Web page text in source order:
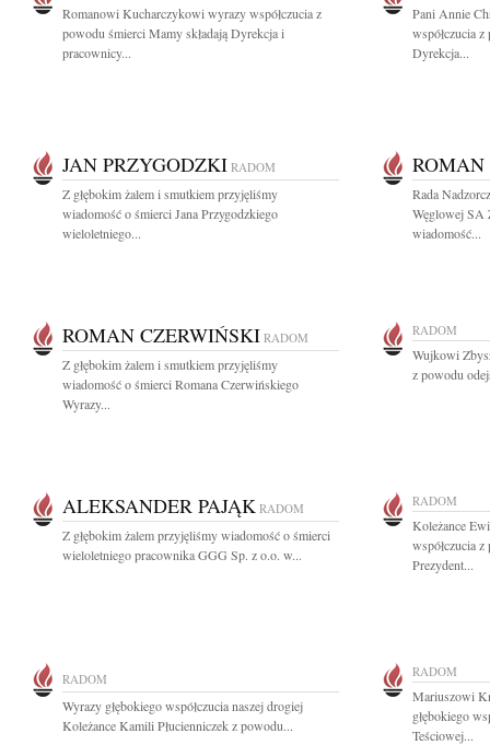
Romanowi Kucharczykowi wyrazy współczucia z
powodu śmierci Mamy składają Dyrekcja i
pracownicy...
Pani Annie
współczucia
Dyrekcja...
JAN PRZYGODZKI RADOM
Z głębokim żalem i smutkiem przyjęliśmy
wiadomość o śmierci Jana Przygodzkiego
wieloletniego...
ROMAN
Rada
Węglowej SA
wiadomość...
ROMAN CZERWIŃSKI RADOM
Z głębokim żalem i smutkiem przyjęliśmy
wiadomość o śmierci Romana Czerwińskiego
Wyrazy...
RADOM
Wujkowi
z powodu
ALEKSANDER PAJĄK RADOM
Z głębokim żalem przyjęliśmy wiadomość o śmierci
wieloletniego pracownika GGG Sp. z o.o. w...
RADOM
Koleżance
współczucia
Prezydent...
RADOM
Wyrazy głębokiego współczucia naszej drogiej
Koleżance Kamili Płucienniczek z powodu...
RADOM
Mariuszowi
głębokiego
Teściowej...